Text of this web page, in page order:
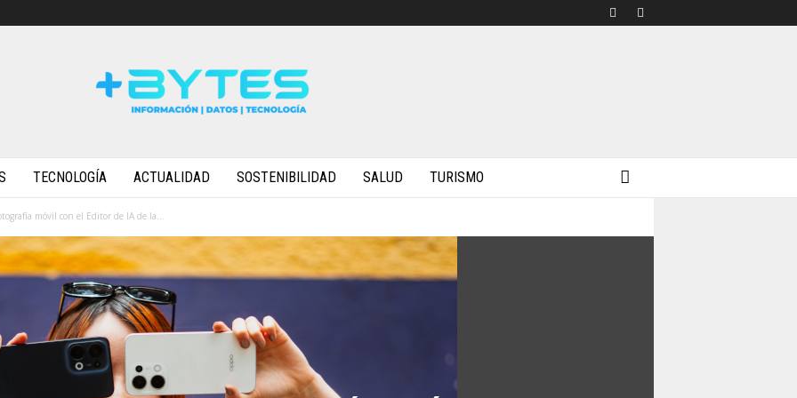
TECNOLOGÍA ACTUALIDAD SOSTENIBILIDAD SALUD TURISMO
móvil con el Editor de IA de la...